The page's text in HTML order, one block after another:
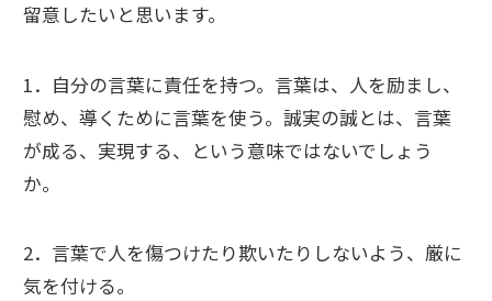
留意したいと思います。
1．自分の言葉に責任を持つ。言葉は、人を励まし、
慰め、導くために言葉を使う。誠実の誠とは、言葉
が成る、実現する、という意味ではないでしょう
か。
2．言葉で人を傷つけたり欺いたりしないよう、厳に
気を付ける。